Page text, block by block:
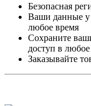
Безопасная
Ваши данные у
любое время
Сохраните
доступ в
Заказывайте